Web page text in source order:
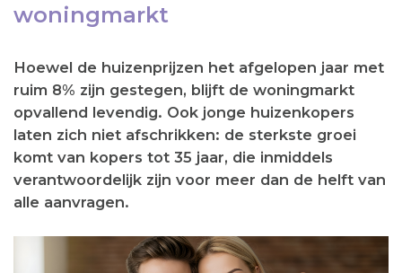
woningmarkt
Hoewel de huizenprijzen het afgelopen jaar met
ruim 8% zijn gestegen, blijft de woningmarkt
opvallend levendig. Ook jonge huizenkopers
laten zich niet afschrikken: de sterkste groei
komt van kopers tot 35 jaar, die inmiddels
verantwoordelijk zijn voor meer dan de helft van
alle aanvragen.